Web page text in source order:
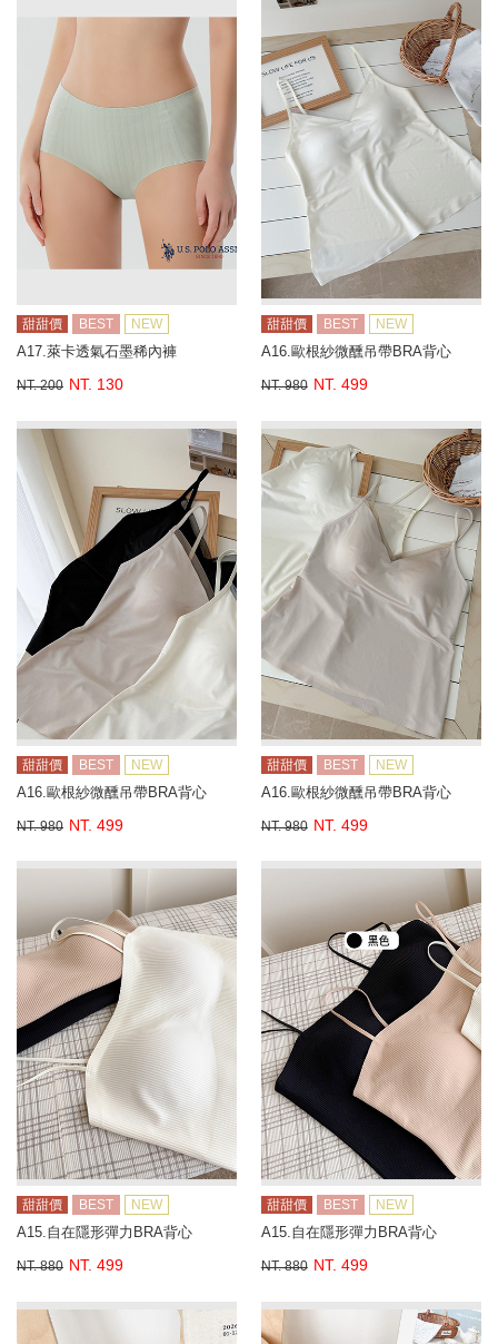
甜甜價 BEST NEW
A17.萊卡透氣石墨稀內褲
NT. 200 NT. 130
甜甜價 BEST NEW
A16.歐根紗微醺吊帶BRA背心
NT. 980 NT. 499
甜甜價 BEST NEW
A16.歐根紗微醺吊帶BRA背心
NT. 980 NT. 499
甜甜價 BEST NEW
A16.歐根紗微醺吊帶BRA背心
NT. 980 NT. 499
甜甜價 BEST NEW
A15.自在隱形彈力BRA背心
NT. 880 NT. 499
甜甜價 BEST NEW
A15.自在隱形彈力BRA背心
NT. 880 NT. 499